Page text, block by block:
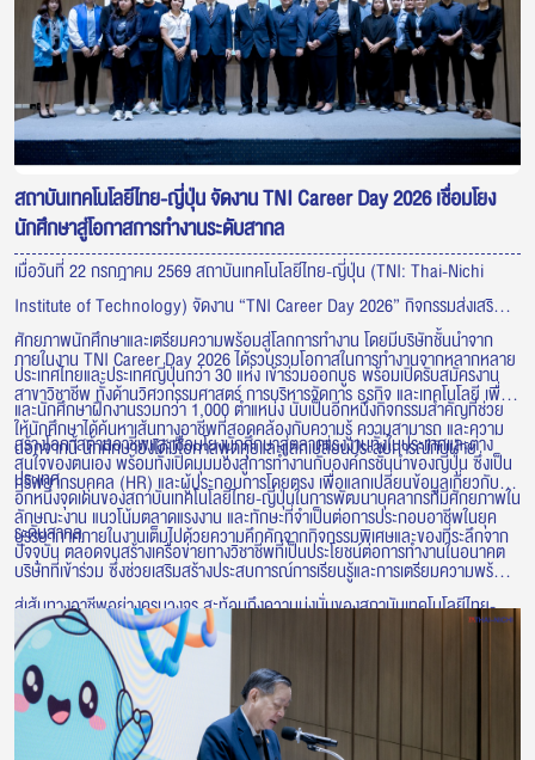
สถาบันเทคโนโลยีไทย-ญี่ปุ่น จัดงาน TNI Career Day 2026 เชื่อมโยง
นักศึกษาสู่โอกาสการทำงานระดับสากล
เมื่อวันที่ 22 กรกฎาคม 2569 สถาบันเทคโนโลยีไทย-ญี่ปุ่น (TNI: Thai-Nichi
Institute of Technology) จัดงาน “TNI Career Day 2026” กิจกรรมส่งเสริม
ศักยภาพนักศึกษาและเตรียมความพร้อมสู่โลกการทำงาน โดยมีบริษัทชั้นนำจาก
ประเทศไทยและประเทศญี่ปุ่นกว่า 30 แห่ง เข้าร่วมออกบูธ พร้อมเปิดรับสมัครงาน
และนักศึกษาฝึกงานรวมกว่า 1,000 ตำแหน่ง นับเป็นอีกหนึ่งกิจกรรมสำคัญที่ช่วย
สร้างโอกาสด้านอาชีพและเชื่อมโยงนักศึกษาสู่ตลาดแรงงานทั้งในประเทศและต่าง
ประเทศ
ภายในงาน TNI Career Day 2026 ได้รวบรวมโอกาสในการทำงานจากหลากหลาย
สาขาวิชาชีพ ทั้งด้านวิศวกรรมศาสตร์ การบริหารจัดการ ธุรกิจ และเทคโนโลยี เพื่อ
ให้นักศึกษาได้ค้นหาเส้นทางอาชีพที่สอดคล้องกับความรู้ ความสามารถ และความ
สนใจของตนเอง พร้อมทั้งเปิดมุมมองสู่การทำงานกับองค์กรชั้นนำของญี่ปุ่น ซึ่งเป็น
อีกหนึ่งจุดเด่นของสถาบันเทคโนโลยีไทย-ญี่ปุ่นในการพัฒนาบุคลากรที่มีศักยภาพใน
ระดับสากล
นอกจากนี้ นักศึกษายังได้มีโอกาสพูดคุยและแลกเปลี่ยนประสบการณ์กับฝ่าย
ทรัพยากรบุคคล (HR) และผู้ประกอบการโดยตรง เพื่อแลกเปลี่ยนข้อมูลเกี่ยวกับ
ลักษณะงาน แนวโน้มตลาดแรงงาน และทักษะที่จำเป็นต่อการประกอบอาชีพในยุค
ปัจจุบัน ตลอดจนสร้างเครือข่ายทางวิชาชีพที่เป็นประโยชน์ต่อการทำงานในอนาคต
บรรยากาศภายในงานเต็มไปด้วยความคึกคักจากกิจกรรมพิเศษและของที่ระลึกจาก
บริษัทที่เข้าร่วม ซึ่งช่วยเสริมสร้างประสบการณ์การเรียนรู้และการเตรียมความพร้อม
สู่เส้นทางอาชีพอย่างครบวงจร สะท้อนถึงความมุ่งมั่นของสถาบันเทคโนโลยีไทย-
ญี่ปุ่นในการเชื่อมโยงภาคการศึกษาเข้ากับภาคอุตสาหกรรม เพื่อผลิตบัณฑิตที่มี
คุณภาพ พร้อมตอบโจทย์ความต้องการของตลาดแรงงาน และก้าวสู่การทำงานใน
ระดับนานาชาติอย่างมั่นใจ